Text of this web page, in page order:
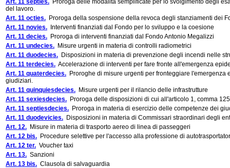
Art. 11 septies. Proroga delle modalità semplificate per lo svolgimento degli
del lavoro.
Art. 11 octies. Proroga della sospensione della revoca degli stanziamenti dei
Art. 11 novies. Interventi finanziati dal Fondo per lo sviluppo e la coesione
Art. 11 decies. Proroga di interventi finanziati dal Fondo Antonio Megalizzi
Art. 11 undecies. Misure urgenti in materia di controlli radiometrici
Art. 11 duodecies. Disposizioni in materia di prevenzione degli incendi nelle
Art. 11 terdecies. Accelerazione di interventi per fare fronte all'emergenza
Art. 11 quaterdecies. Proroghe di misure urgenti per fronteggiare
giudiziari.
Art. 11 quinquiesdecies. Misure urgenti per il rilancio delle infrastrutture
Art. 11 sexiesdecies. Proroga delle disposizioni di cui all'articolo 1, comma
Art. 11 septiesdecies. Proroga in materia di esercizio delle competenze dei
Art. 11 duodevicies. Disposizioni in materia di Commissari straordinari degli
Art. 12. Misure in materia di trasporto aereo di linea di passeggeri
Art. 12 bis. Procedure selettive per l'accesso alla professione di
Art. 12 ter. Voucher taxi
Art. 13. Sanzioni
Art. 13 bis. Clausola di salvaguardia